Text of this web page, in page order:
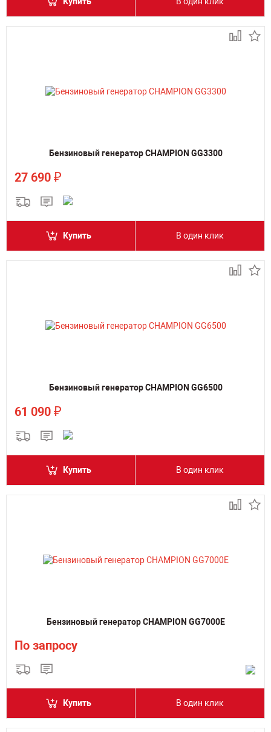
Бензиновый генератор CHAMPION GG3300
27 690 ₽
Купить В один клик
Бензиновый генератор CHAMPION GG6500
61 090 ₽
Купить В один клик
Бензиновый генератор CHAMPION GG7000E
По запросу
Купить В один клик